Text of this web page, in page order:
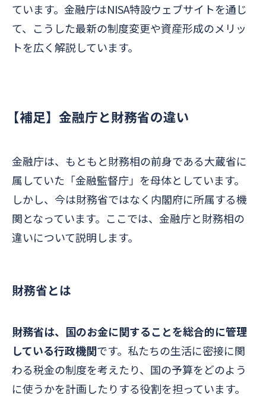
ています。金融庁はNISA特設ウェブサイトを通じ
て、こうした最新の制度変更や資産形成のメリッ
トを広く解説しています。
【補足】金融庁と財務省の違い
金融庁は、もともと財務相の前身である大蔵省に
属していた「金融監督庁」を母体としています。
しかし、今は財務省ではなく内閣府に所属する機
関となっています。ここでは、金融庁と財務相の
違いについて説明します。
財務省とは
財務省は、国のお金に関することを総合的に管理
している行政機関です。私たちの生活に密接に関
わる税金の制度を考えたり、国の予算をどのよう
に使うかを計画したりする役割を担っています。